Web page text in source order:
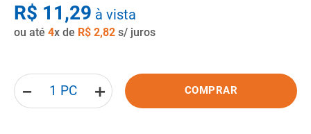
R$ 11 ,29 à vista
ou até 4x de R$ 2,82 s/ juros
＋
－ COMPRAR
6º telha fibrocimento
7º pisos
vaso sanitario caixa acoplada